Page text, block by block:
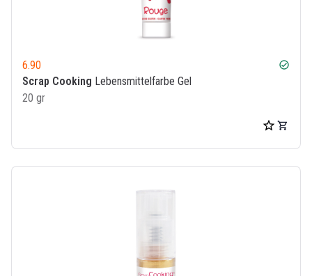
6.90 check_circle
Scrap Cooking Lebensmittelfarbe Gel
20 gr